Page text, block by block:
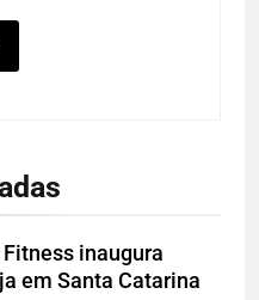
inaugura
em Santa Catarina